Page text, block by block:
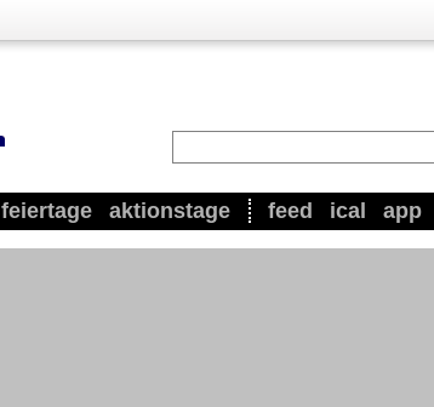
feiertage aktionstage feed ical app